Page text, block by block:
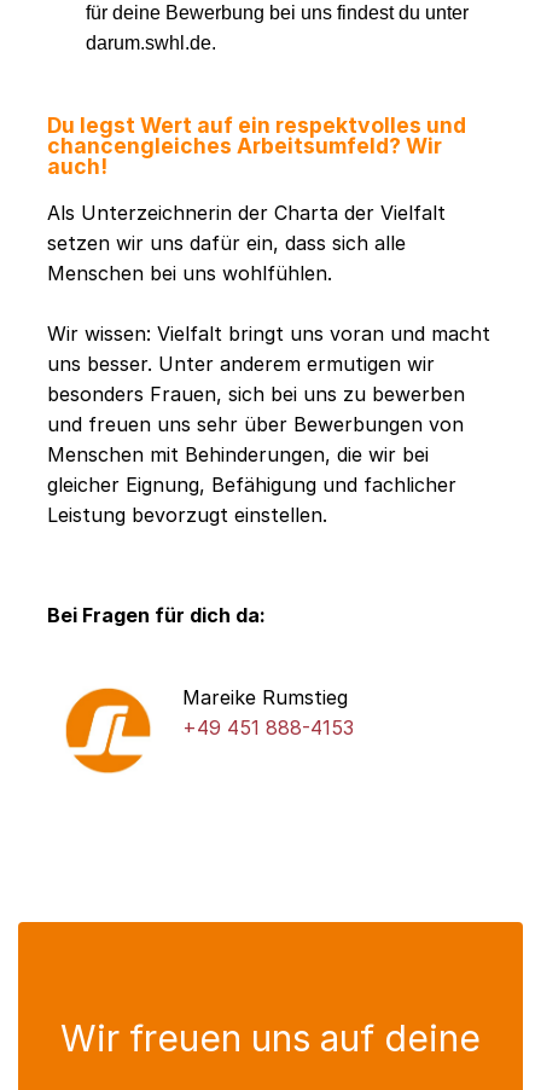
für deine Bewerbung bei uns findest du unter
darum.swhl.de.
Du legst Wert auf ein respektvolles und
chancengleiches Arbeitsumfeld? Wir
auch!
Als Unterzeichnerin der Charta der Vielfalt
setzen wir uns dafür ein, dass sich alle
Menschen bei uns wohlfühlen.
Wir wissen: Vielfalt bringt uns voran und macht
uns besser. Unter anderem ermutigen wir
besonders Frauen, sich bei uns zu bewerben
und freuen uns sehr über Bewerbungen von
Menschen mit Behinderungen, die wir bei
gleicher Eignung, Befähigung und fachlicher
Leistung bevorzugt einstellen.
Bei Fragen für dich da:
Mareike Rumstieg
+49 451 888-4153
Wir freuen uns auf deine